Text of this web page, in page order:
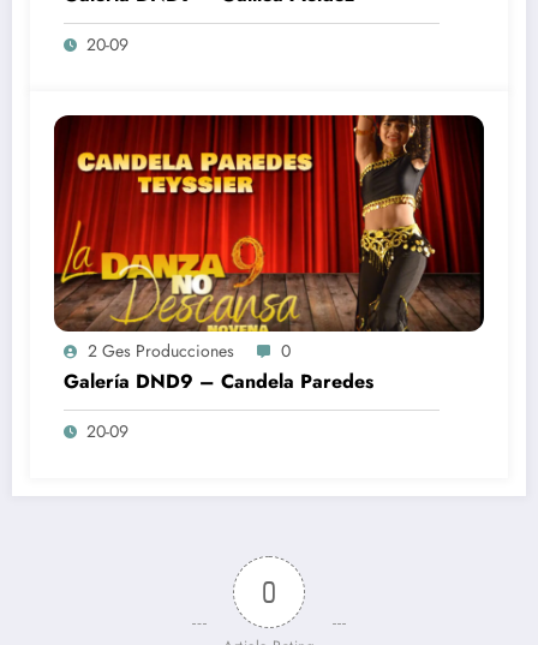
20-09
2 Ges Producciones 0
Galería DND9 – Candela Paredes
20-09
0